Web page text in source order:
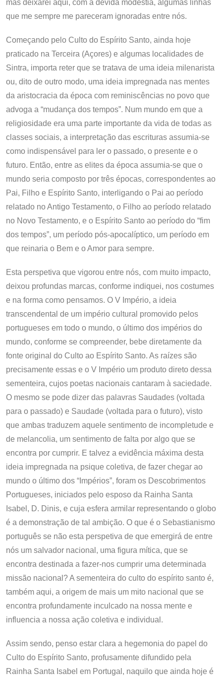
mas deixarei aqui, com a devida modéstia, algumas linhas
que me sempre me pareceram ignoradas entre nós.
Começando pelo Culto do Espírito Santo, ainda hoje
praticado na Terceira (Açores) e algumas localidades de
Sintra, importa reter que se tratava de uma ideia milenarista
ou, dito de outro modo, uma ideia impregnada nas mentes
da aristocracia da época com reminiscências no povo que
advoga a “mudança dos tempos”. Num mundo em que a
religiosidade era uma parte importante da vida de todas as
classes sociais, a interpretação das escrituras assumia-se
como indispensável para ler o passado, o presente e o
futuro. Então, entre as elites da época assumia-se que o
mundo seria composto por três épocas, correspondentes ao
Pai, Filho e Espírito Santo, interligando o Pai ao período
relatado no Antigo Testamento, o Filho ao período relatado
no Novo Testamento, e o Espírito Santo ao período do “fim
dos tempos”, um período pós-apocalíptico, um período em
que reinaria o Bem e o Amor para sempre.
Esta perspetiva que vigorou entre nós, com muito impacto,
deixou profundas marcas, conforme indiquei, nos costumes
e na forma como pensamos. O V Império, a ideia
transcendental de um império cultural promovido pelos
portugueses em todo o mundo, o último dos impérios do
mundo, conforme se compreender, bebe diretamente da
fonte original do Culto ao Espírito Santo. As raízes são
precisamente essas e o V Império um produto direto dessa
sementeira, cujos poetas nacionais cantaram à saciedade.
O mesmo se pode dizer das palavras Saudades (voltada
para o passado) e Saudade (voltada para o futuro), visto
que ambas traduzem aquele sentimento de incompletude e
de melancolia, um sentimento de falta por algo que se
encontra por cumprir. E talvez a evidência máxima desta
ideia impregnada na psique coletiva, de fazer chegar ao
mundo o último dos “Impérios”, foram os Descobrimentos
Portugueses, iniciados pelo esposo da Rainha Santa
Isabel, D. Dinis, e cuja esfera armilar representando o globo
é a demonstração de tal ambição. O que é o Sebastianismo
português se não esta perspetiva de que emergirá de entre
nós um salvador nacional, uma figura mítica, que se
encontra destinada a fazer-nos cumprir uma determinada
missão nacional? A sementeira do culto do espírito santo é,
também aqui, a origem de mais um mito nacional que se
encontra profundamente inculcado na nossa mente e
influencia a nossa ação coletiva e individual.
Assim sendo, penso estar clara a hegemonia do papel do
Culto do Espírito Santo, profusamente difundido pela
Rainha Santa Isabel em Portugal, naquilo que ainda hoje é